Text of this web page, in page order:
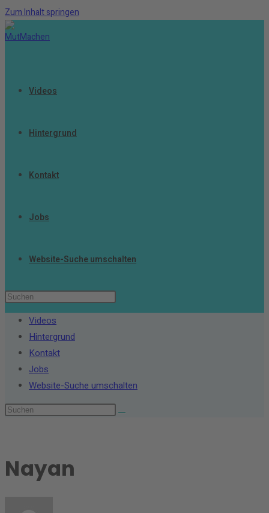
Zum Inhalt springen
Videos
Hintergrund
Kontakt
Jobs
Website-Suche umschalten
Videos
Hintergrund
Kontakt
Jobs
Website-Suche umschalten
Nayan